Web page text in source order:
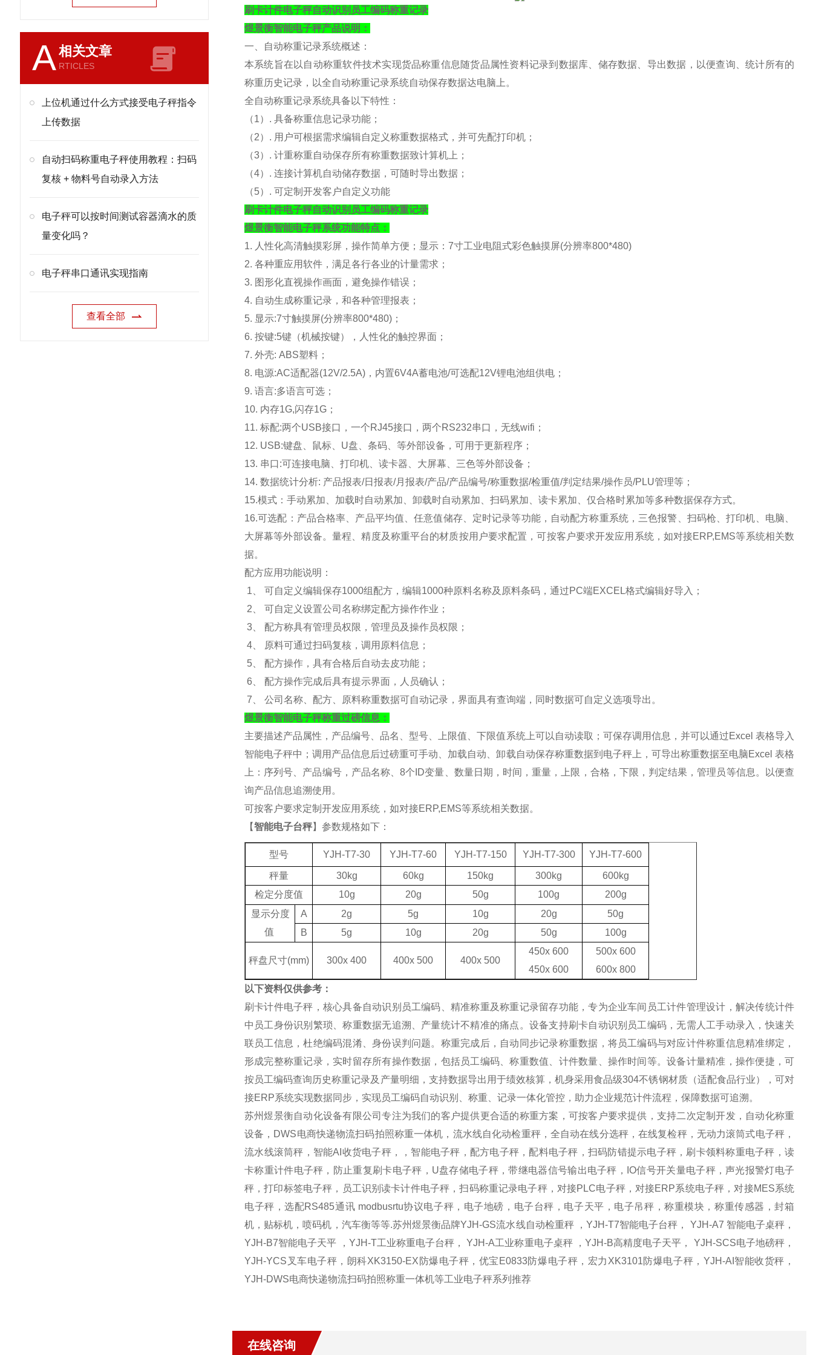
A相关文章
RTICLES
上位机通过什么方式接受电子秤指令
上传数据
自动扫码称重电子秤使用教程：扫码
复核 + 物料号自动录入方法
电子秤可以按时间测试容器滴水的质
量变化吗？
电子秤串口通讯实现指南
查看全部
刷卡计件电子秤自动识别员工编码称重记录
煜景衡智能电子秤产品说明：
一、自动称重记录系统概述：
本系统旨在以自动称重软件技术实现货品称重信息随货品属性资料记录到数据库、储存数据、导出数据，以便查询、统计所有的
称重历史记录，以全自动称重记录系统自动保存数据达电脑上。
全自动称重记录系统具备以下特性：
（1）. 具备称重信息记录功能；
（2）. 用户可根据需求编辑自定义称重数据格式，并可先配打印机；
（3）. 计重称重自动保存所有称重数据致计算机上；
（4）. 连接计算机自动储存数据，可随时导出数据；
（5）. 可定制开发客户自定义功能
刷卡计件电子秤自动识别员工编码称重记录
煜景衡智能电子秤系统功能特点：
1. 人性化高清触摸彩屏，操作简单方便； 显示： 7寸工业电阻式彩色触摸屏(分辨率800*480)
2. 各种重应用软件，满足各行各业的计量需求；
3. 图形化直视操作画面，避免操作错误；
4. 自动生成称重记录，和各种管理报表；
5. 显示:7寸触摸屏(分辨率800*480)；
6. 按键:5键（机械按键），人性化的触控界面；
7. 外壳: ABS塑料；
8. 电源:AC适配器(12V/2.5A)，内置6V4A蓄电池/可选配12V锂电池组供电；
9. 语言:多语言可选；
10. 内存1G,闪存1G；
11. 标配:两个USB接口，一个RJ45接口，两个RS232串口，无线wifi；
12. USB:键盘、鼠标、U盘、条码、等外部设备，可用于更新程序；
13. 串口:可连接电脑、打印机、读卡器、大屏幕、三色等外部设备；
14. 数据统计分析: 产品报表/日报表/月报表/产品/产品编号/称重数据/检重值/判定结果/操作员/PLU管理等；
15.模式：手动累加、加载时自动累加、卸载时自动累加、扫码累加、读卡累加、仅合格时累加等多种数据保存方式。
16.可选配：产品合格率、产品平均值、任意值储存、定时记录等功能，自动配方称重系统， 三色报警、扫码枪、打印机、电脑、
大屏幕等外部设备。量程、精度及称重平台的材质按用户要求配置，可按客户要求开发应用系统，如对接ERP,EMS等系统相关数
据。
配方应用功能说明：
1、 可自定义编辑保存1000组配方，编辑1000种原料名称及原料条码，通过PC端EXCEL格式编辑好导入；
2、 可自定义设置公司名称绑定配方操作作业；
3、 配方称具有管理员权限，管理员及操作员权限；
4、 原料可通过扫码复核，调用原料信息；
5、 配方操作，具有合格后自动去皮功能；
6、 配方操作完成后具有提示界面，人员确认；
7、 公司名称、配方、原料称重数据可自动记录，界面具有查询端，同时数据可自定义选项导出。
煜景衡智能电子秤称重过磅信息：
主要描述产品属性，产品编号、品名、型号、上限值、下限值系统上可以自动读取；可保存调用信息，并可以通过Excel 表格导入
智能电子秤中；调用产品信息后过磅重可手动、加载自动、卸载自动保存称重数据到电子秤上，可导出称重数据至电脑Excel 表格
上：序列号、产品编号，产品名称、8个ID变量、数量日期，时间，重量，上限，合格，下限，判定结果，管理员等信息。以便查
询产品信息追溯使用。
可按客户要求定制开发应用系统，如对接ERP,EMS等系统相关数据。
【智能电子台秤】参数规格如下：
型号 YJH-T7-30 YJH-T7-60 YJH-T7-150 YJH-T7-300 YJH-T7-600
秤量 30kg 60kg 150kg 300kg
600kg
检定分度值
10g 20g 50g 100g
200g
显示分度
值
A 2g 5g 10g 20g
50g
B
5g 10g 20g 50g 100g
秤盘尺寸(mm) 300x 400 400x 500 400x 500
450x 600
450x 600
500x 600
600x 800
以下资料仅供参考：
刷卡计件电子秤，核心具备自动识别员工编码、精准称重及称重记录留存功能，专为企业车间员工计件管理设计，解决传统计件
中员工身份识别繁琐、称重数据无追溯、产量统计不精准的痛点。设备支持刷卡自动识别员工编码，无需人工手动录入，快速关
联员工信息，杜绝编码混淆、身份误判问题。称重完成后，自动同步记录称重数据，将员工编码与对应计件称重信息精准绑定，
形成完整称重记录，实时留存所有操作数据，包括员工编码、称重数值、计件数量、操作时间等。设备计量精准，操作便捷，可
按员工编码查询历史称重记录及产量明细，支持数据导出用于绩效核算，机身采用食品级304不锈钢材质（适配食品行业），可对
接ERP系统实现数据同步，实现员工编码自动识别、称重、记录一体化管控，助力企业规范计件流程，保障数据可追溯。
苏州煜景衡自动化设备有限公司专注为我们的客户提供更合适的称重方案，可按客户要求提供，支持二次定制开发，自动化称重
设备，DWS电商快递物流扫码拍照称重一体机，流水线自化动检重秤，全自动在线分选秤，在线复检秤，无动力滚筒式电子秤，
流水线滚筒秤，智能AI收货电子秤，，智能电子秤，配方电子秤，配料电子秤，扫码防错提示电子秤，刷卡领料称重电子秤，读
卡称重计件电子秤，防止重复刷卡电子秤，U盘存储电子秤，带继电器信号输出电子秤，IO信号开关量电子秤，声光报警灯电子
秤，打印标签电子秤，员工识别读卡计件电子秤，扫码称重记录电子秤，对接PLC电子秤，对接ERP系统电子秤，对接MES系统
电子秤，选配RS485通讯 modbusrtu协议电子秤，电子地磅，电子台秤，电子天平，电子吊秤，称重模块，称重传感器，封箱
机，贴标机，喷码机，汽车衡等等.苏州煜景衡品牌YJH-GS流水线自动检重秤 ，YJH-T7智能电子台秤， YJH-A7 智能电子桌秤，
YJH-B7智能电子天平 ，YJH-T工业称重电子台秤， YJH-A工业称重电子桌秤 ，YJH-B高精度电子天平， YJH-SCS电子地磅秤，
YJH-YCS叉车电子秤，朗科XK3150-EX防爆电子秤，优宝E0833防爆电子秤，宏力XK3101防爆电子秤，YJH-AI智能收货秤，
YJH-DWS电商快递物流扫码拍照称重一体机等工业电子秤系列推荐
在线咨询